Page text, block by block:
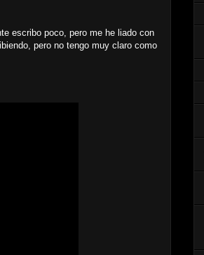
escribo poco, pero me he liado con
pero no tengo muy claro como